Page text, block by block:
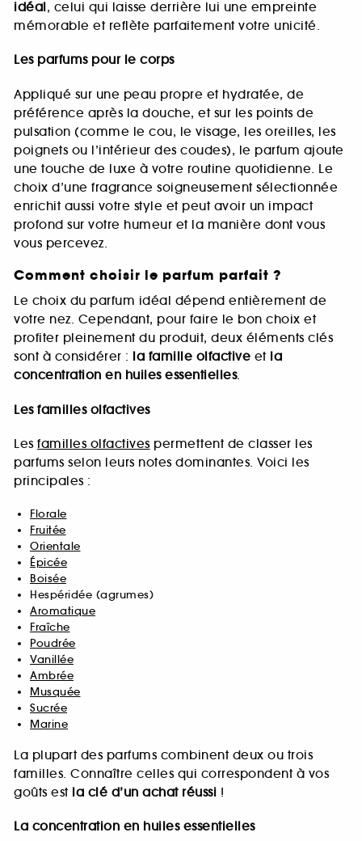
idéal, celui qui laisse derrière lui une empreinte
mémorable et reflète parfaitement votre unicité.
Les parfums pour le corps
Appliqué sur une peau propre et hydratée, de
préférence après la douche, et sur les points de
pulsation (comme le cou, le visage, les oreilles, les
poignets ou l’intérieur des coudes), le parfum ajoute
une touche de luxe à votre routine quotidienne. Le
choix d’une fragrance soigneusement sélectionnée
enrichit aussi votre style et peut avoir un impact
profond sur votre humeur et la manière dont vous
vous percevez.
Comment choisir le parfum parfait ?
Le choix du parfum idéal dépend entièrement de
votre nez. Cependant, pour faire le bon choix et
profiter pleinement du produit, deux éléments clés
sont à considérer : la famille olfactive et la
concentration en huiles essentielles.
Les familles olfactives
Les familles olfactives permettent de classer les
parfums selon leurs notes dominantes. Voici les
principales :
Florale
Fruitée
Orientale
Épicée
Boisée
Hespéridée (agrumes)
Aromatique
Fraîche
Poudrée
Vanillée
Ambrée
Musquée
Sucrée
Marine
La plupart des parfums combinent deux ou trois
familles. Connaître celles qui correspondent à vos
goûts est la clé d’un achat réussi !
La concentration en huiles essentielles